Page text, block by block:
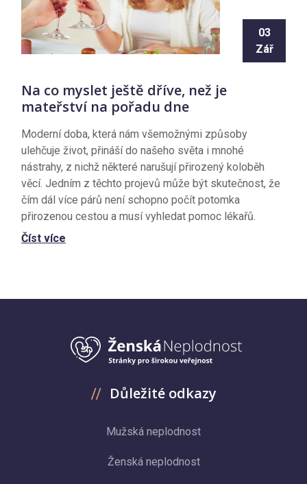
03
Zář
Na co myslet ještě dříve, než je
mateřství na pořadu dne
Moderní doba, která nám všemožnými způsoby
ulehčuje život, přináší do našeho světa i mnohé
nástrahy, z nichž některé narušují přirozený koloběh
věcí. Jedním z těchto projevů může být skutečnost, že
čím dál více párů není schopno počít potomka
přirozenou cestou a musí vyhledat pomoc lékařů.
Číst více
Důležité odkazy
Mužská neplodnost
Ženská neplodnost